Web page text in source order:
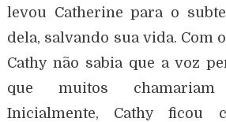
levou Catherine para o
dela, salvando sua vida. Com
Cathy não sabia que a voz
que muitos
Inicialmente, Cathy ficou